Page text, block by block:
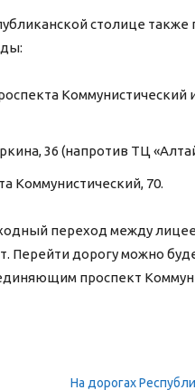
столице также
36 (напротив ТЦ
Коммунистический, 70.
переход между
Перейти дорогу можно
проспект
На дорогах